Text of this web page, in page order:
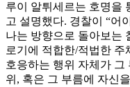
루이 알튀세르는 호명을
고 설명했다. 경찰이 “어
나는 방향으로 돌아보는
로기에 적합한/적법한 주
호응하는 행위 자체가 그
위, 혹은 그 부름에 자신